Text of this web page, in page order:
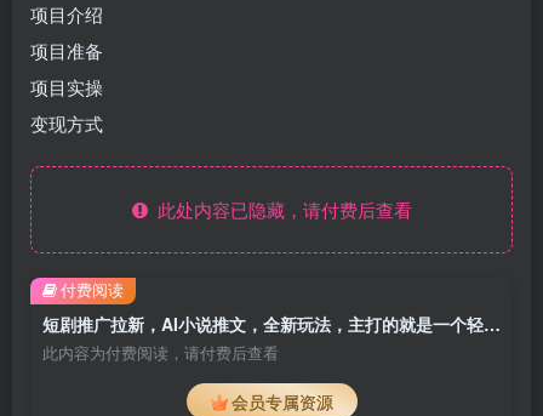
项目介绍
项目准备
项目实操
变现方式
此处内容已隐藏，请付费后查看
短剧推广拉新，AI小说推文，全新玩法，主打的就是一个轻松日入300
此内容为付费阅读，请付费后查看
会员专属资源
付费阅读